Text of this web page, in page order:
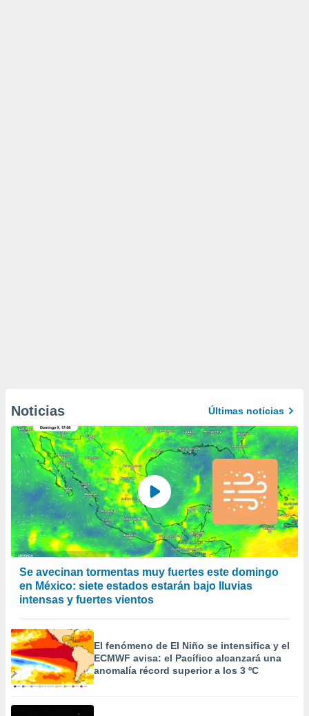
Noticias Últimas noticias
Se avecinan tormentas muy fuertes este domingo
en México: siete estados estarán bajo lluvias
intensas y fuertes vientos
El fenómeno de El Niño se intensifica y el
ECMWF avisa: el Pacífico alcanzará una
anomalía récord superior a los 3 ºC